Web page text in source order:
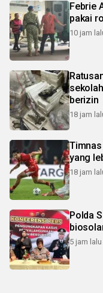
Febrie
pakai
10 jam
berizin
18 jam
yang
18 jam
Polda
5 jam lalu